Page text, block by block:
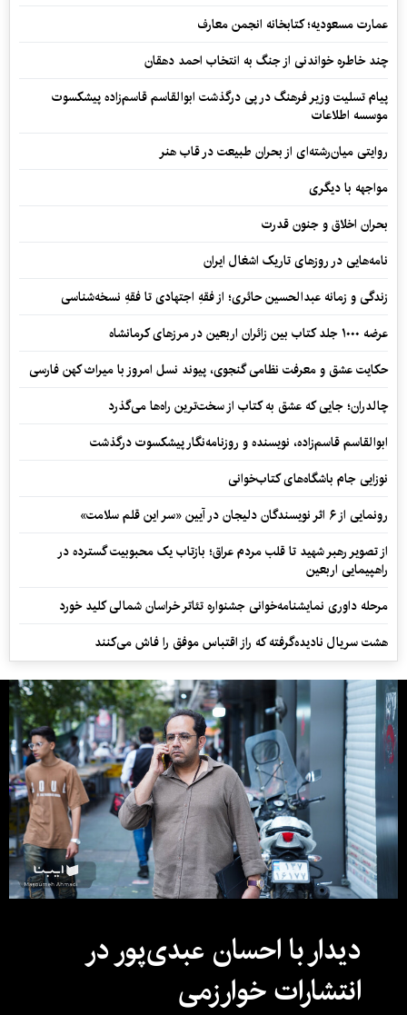
عمارت مسعودیه؛ کتابخانه انجمن معارف
چند خاطره خواندنی از جنگ به انتخاب احمد دهقان
پیام تسلیت وزیر فرهنگ در پی درگذشت ابوالقاسم قاسم‌زاده پیشکسوت
موسسه اطلاعات
روایتی میان‌رشته‌ای از بحران طبیعت در قاب هنر
مواجهه با دیگری
بحران اخلاق و جنون قدرت
نامه‌هایی در روزهای تاریک اشغال ایران
زندگی و زمانه عبدالحسین حائری؛ از فقهِ اجتهادی تا فقهِ نسخه‌شناسی
عرضه ۱۰۰۰ جلد کتاب بین زائران اربعین در مرزهای کرمانشاه
حکایت عشق و معرفت نظامی گنجوی، پیوند نسل امروز با میراث کهن فارسی
چالدران؛ جایی که عشق به کتاب از سخت‌ترین راه‌ها می‌گذرد
ابوالقاسم قاسم‌زاده، نویسنده و روزنامه‌نگار پیشکسوت درگذشت
نوزایی جام باشگاه‌های کتاب‌خوانی
رونمایی از ۶ اثر نویسندگان دلیجان در آیین «سر این قلم سلامت»
از تصویر رهبر شهید تا قلب مردم عراق؛ بازتاب یک محبوبیت گسترده در
راهپیمایی اربعین
مرحله داوری نمایشنامه‌خوانی جشنواره تئاتر خراسان شمالی کلید خورد
هشت سریال نادیده‌گرفته که راز اقتباس موفق را فاش می‌کنند
دیدار با احسان عبدی‌پور در
انتشارات خوارزمی